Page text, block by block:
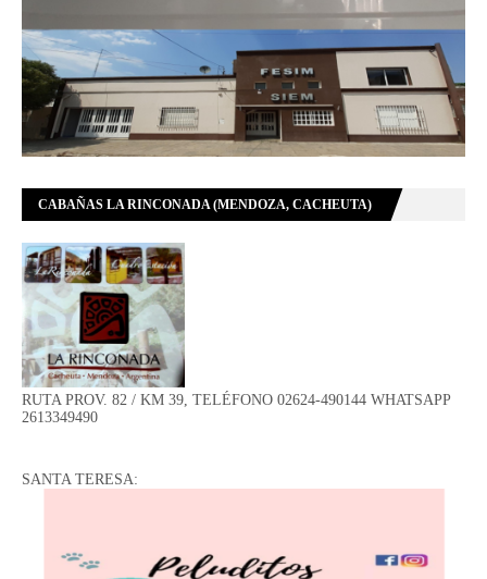
CABAÑAS LA RINCONADA (MENDOZA, CACHEUTA)
RUTA PROV. 82 / KM 39, TELÉFONO 02624-490144 WHATSAPP
2613349490
SANTA TERESA: